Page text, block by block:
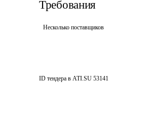
Требования
Несколько поставщиков
ID тендера в ATI.SU 53141